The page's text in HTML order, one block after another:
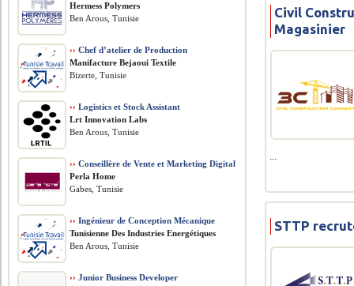
Civil
Magasinier
...
STTP
Hermess Polymers
Ben Arous, Tunisie
›› Chef d’atelier de Production
Manifacture Bejaoui Textile
Bizerte, Tunisie
›› Logistics et Stock Assistant
Lrt Innovation Labs
Ben Arous, Tunisie
›› Conseillère de Vente et Marketing Digital
Perla Home
Gabes, Tunisie
›› Ingénieur de Conception Mécanique
Tunisienne Des Industries Energétiques
Ben Arous, Tunisie
›› Junior Business Developer